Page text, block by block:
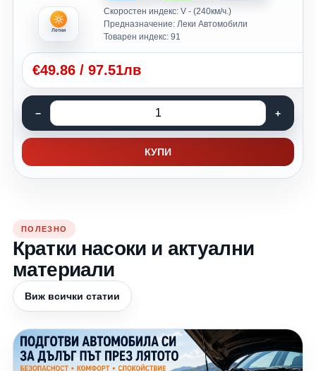
Летни
Скоростен индекс: V - (240км/ч.)
Предназначение: Леки Автомобили
Товарен индекс: 91
€49.86 / 97.51лв
КУПИ
ПОЛЕЗНО
Кратки насоки и актуални
материали
Виж всички статии